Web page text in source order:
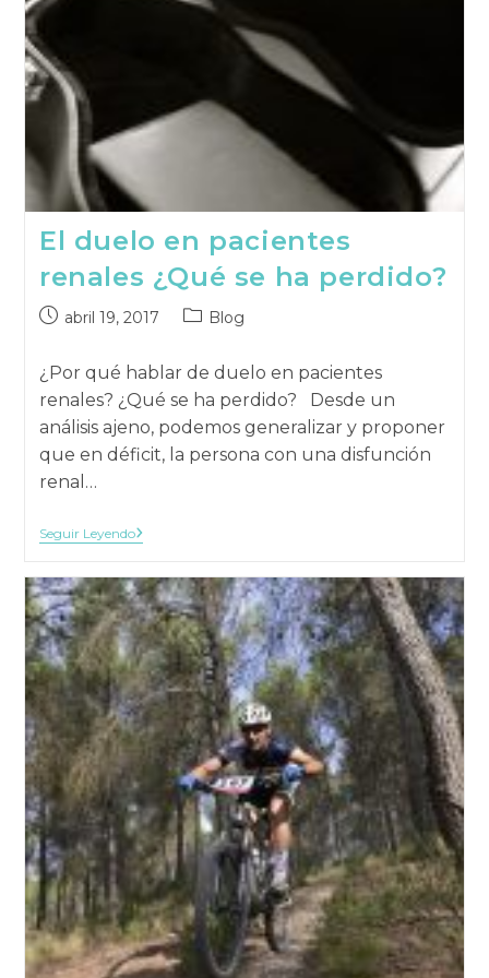
El duelo en pacientes
renales ¿Qué se ha perdido?
Publicación
abril 19, 2017
Categoría
publicación:
Blog
¿Por qué hablar de duelo en pacientes
renales? ¿Qué se ha perdido? Desde un
análisis ajeno, podemos generalizar y proponer
que en déficit, la persona con una disfunción
renal…
Seguir LeyendoEl
Pacientes
Renales
¿Qué
Se
Ha
Perdido?